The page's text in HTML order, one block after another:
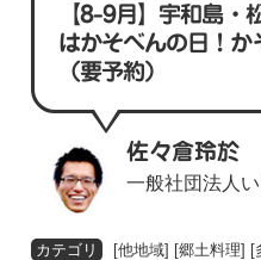
【8-9月】宇和島
はかそべんの日！か
（要予約）
佐々倉玲於
一般社団法人
[他地域] [郷土料理] [